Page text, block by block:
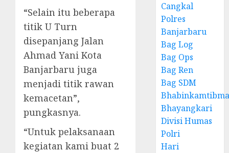
“Selain itu beberapa
titik U Turn
disepanjang Jalan
Ahmad Yani Kota
Banjarbaru juga
menjadi titik rawan
kemacetan”,
pungkasnya.
“Untuk pelaksanaan
kegiatan kami buat 2
Cangkal
Polres
Banjarbaru
Bag Log
Bag Ops
Bag Ren
Bag SDM
Bhayangkari
Divisi Humas
Polri
Hari